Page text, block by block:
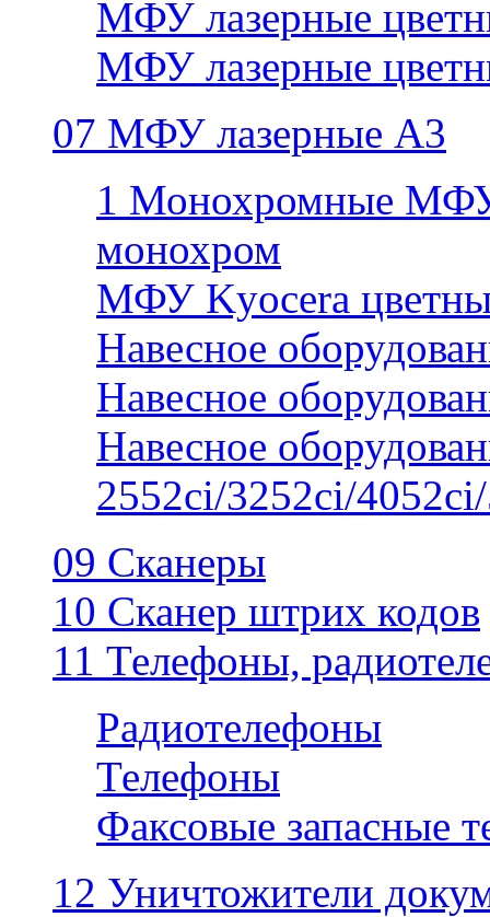
МФУ лазерные
МФУ лазерные
07 МФУ лазерные А3
1 Монохромные
монохром
МФУ Kyocera
Навесное
Навесное
Навесное
2552ci/3252ci/
09 Сканеры
10 Сканер штрих кодов
11 Телефоны,
Радиотелефоны
Телефоны
Факсовые запасные
12 Уничтожители